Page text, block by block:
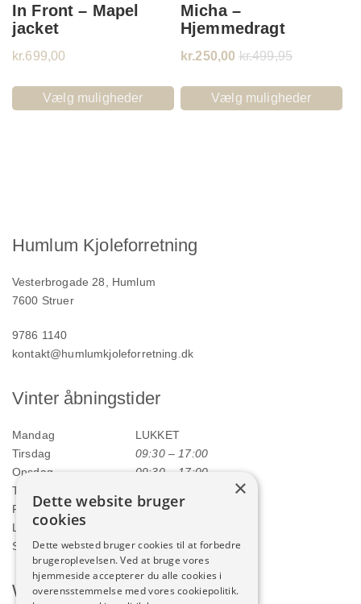
In Front – Mapel
jacket
kr.699,00
Vælg muligheder
Micha –
Hjemmedragt
kr.250,00 kr.499,95
Vælg muligheder
Humlum Kjoleforretning
Vesterbrogade 28, Humlum
7600 Struer
9786 1140
kontakt@humlumkjoleforretning.dk
Vinter åbningstider
Mandag
LUKKET
Tirsdag
09:30 – 17:00
Onsdag
09:30 – 17:00
Torsdag
Fredag
09:30 – 17:00
Lørdag
Søndag
LUKKET
Webshop
×
Dette website bruger
cookies
Dette websted bruger cookies til at forbedre
brugeroplevelsen. Ved at bruge vores
hjemmeside accepterer du alle cookies i
overensstemmelse med vores cookiepolitik.